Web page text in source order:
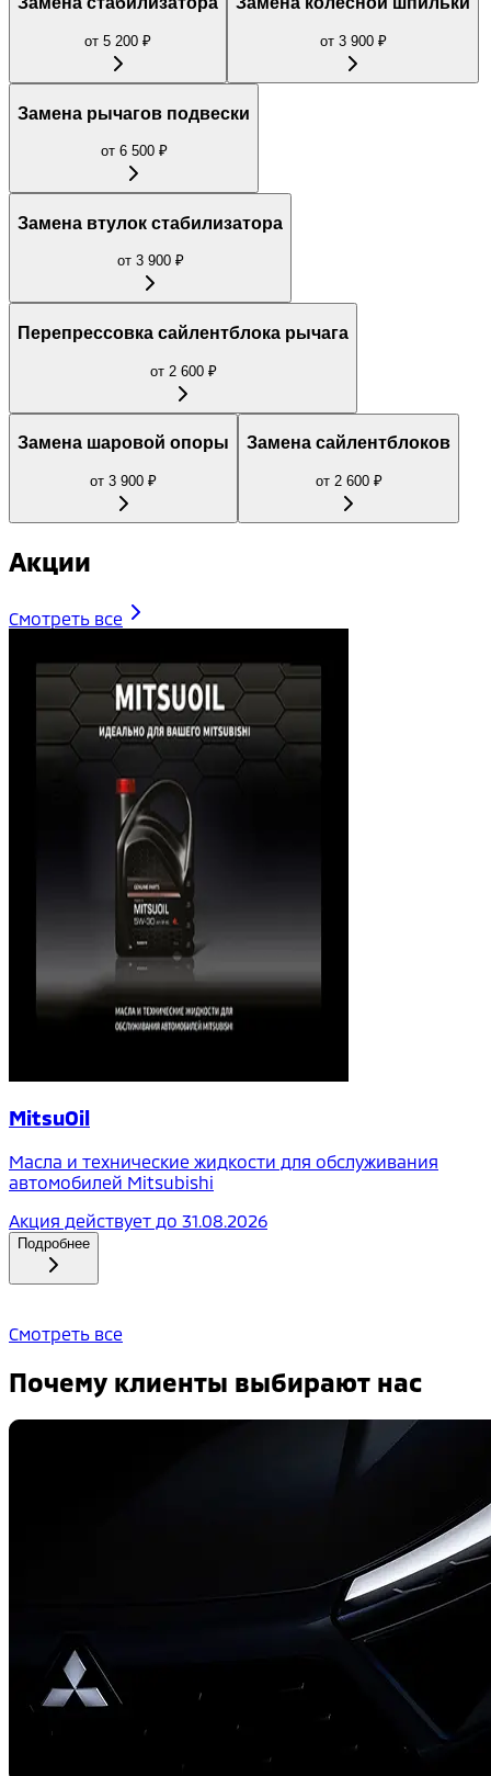
от 5 200 ₽ от 3 900₽
Замена рычагов подвески
от 6 500₽
Замена втулок стабилизатора
от 3 900₽
Перепрессовка сайлентблока рычага
от 2 600₽
Замена шаровой опоры
от 3 900 ₽
Замена сайлентблоков
от 2 600₽
Акции
Смотреть все
MitsuOil
Масла и технические жидкости для обслуживания
автомобилей Mitsubishi
Акция действует до 31.08.2026
Подробнее
Смотреть все
Почему клиенты выбирают нас